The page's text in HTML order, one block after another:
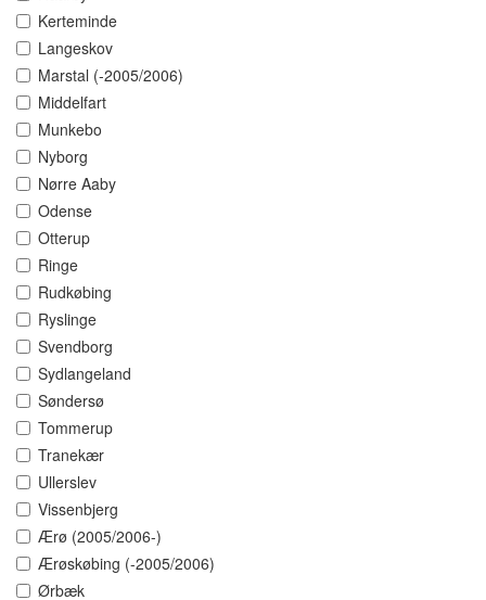
Kerteminde
Langeskov
Marstal (-2005/2006)
Middelfart
Munkebo
Nyborg
Nørre Aaby
Odense
Otterup
Ringe
Rudkøbing
Ryslinge
Svendborg
Sydlangeland
Søndersø
Tommerup
Tranekær
Ullerslev
Vissenbjerg
Ærø (2005/2006-)
Ærøskøbing (-2005/2006)
Ørbæk